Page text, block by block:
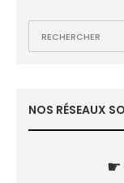
NOS RÉSEAUX
☛